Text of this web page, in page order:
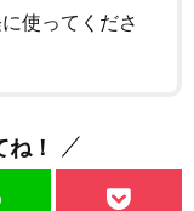
使ってくださ
！